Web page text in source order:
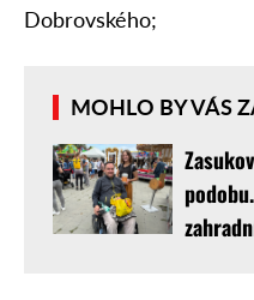
Dobrovského;
MOHLO BY VÁS